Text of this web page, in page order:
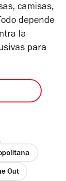
camisas,
depende
la
para
Out